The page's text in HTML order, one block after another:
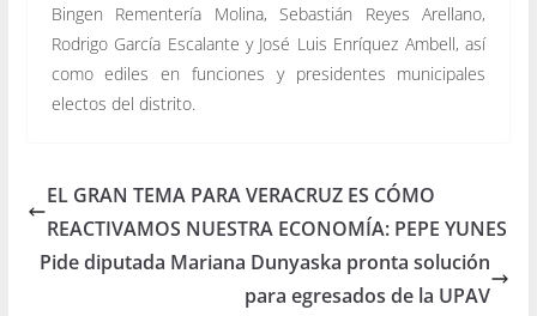
Bingen Rementería Molina, Sebastián Reyes Arellano,
Rodrigo García Escalante y José Luis Enríquez Ambell, así
como ediles en funciones y presidentes municipales
electos del distrito.
EL GRAN TEMA PARA VERACRUZ ES CÓMO
REACTIVAMOS NUESTRA ECONOMÍA: PEPE YUNES
Pide diputada Mariana Dunyaska pronta solución
para egresados de la UPAV